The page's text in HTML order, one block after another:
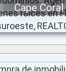
Cape Coral